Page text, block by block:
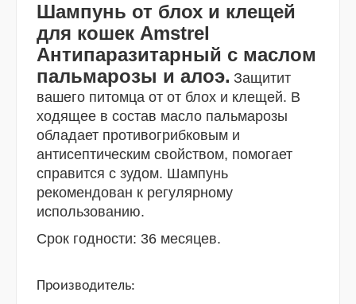
Шампунь от блох и клещей
для кошек Amstrel
Антипаразитарный с маслом
пальмарозы и алоэ. Защитит
вашего питомца от от блох и клещей. В
ходящее в состав масло пальмарозы
обладает противогрибковым и
антисептическим свойством, помогает
справится с зудом. Шампунь
рекомендован к регулярному
использованию.
Срок годности: 36 месяцев.
Производитель: